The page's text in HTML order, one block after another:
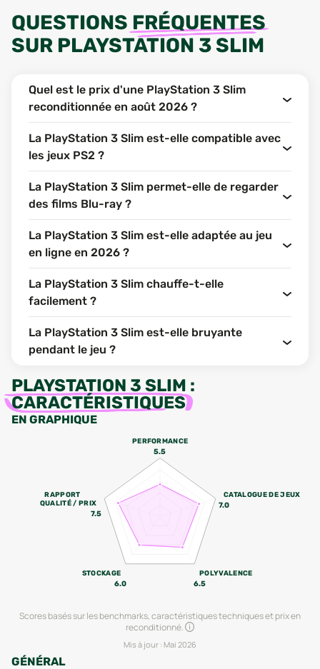
QUESTIONS FRÉQUENTES
SUR PLAYSTATION 3 SLIM
Quel est le prix d'une PlayStation 3 Slim
reconditionnée en août 2026 ?
La PlayStation 3 Slim est-elle compatible avec
les jeux PS2 ?
La PlayStation 3 Slim permet-elle de regarder
des films Blu-ray ?
La PlayStation 3 Slim est-elle adaptée au jeu
en ligne en 2026 ?
La PlayStation 3 Slim chauffe-t-elle
facilement ?
La PlayStation 3 Slim est-elle bruyante
pendant le jeu ?
PLAYSTATION 3 SLIM :
CARACTÉRISTIQUES
EN GRAPHIQUE
PERFORMANCE
5.5
CATALOGUE DE JEUX
7.0
POLYVALENCE
6.5
STOCKAGE
6.0
RAPPORT
QUALITÉ / PRIX
7.5
Scores basés sur les benchmarks, caractéristiques techniques et prix en
reconditionné.
Mis à jour : Mai 2026
GÉNÉRAL